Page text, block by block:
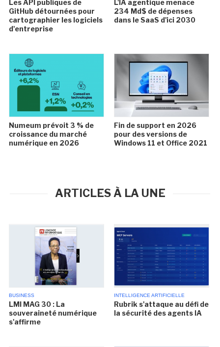
Les API publiques de
GitHub détournées pour
cartographier les logiciels
d'entreprise
L'IA agentique menace
234 Md$ de dépenses
dans le SaaS d'ici 2030
Numeum prévoit 3 % de
croissance du marché
numérique en 2026
Fin de support en 2026
pour des versions de
Windows 11 et Office 2021
ARTICLES À LA UNE
BUSINESS
LMI MAG 30 : La
souveraineté numérique
s'affirme
INTELLIGENCE ARTIFICIELLE
Rubrik s'attaque au défi de
la sécurité des agents IA